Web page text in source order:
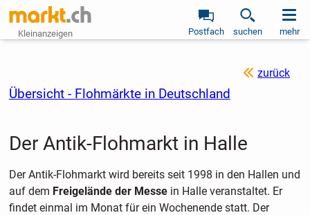
Kleinanzeigen Postfach suchen mehr
zurück
Übersicht - Flohmärkte in Deutschland
Der Antik-Flohmarkt in Halle
Der Antik-Flohmarkt wird bereits seit 1998 in den Hallen und
auf dem Freigelände der Messe in Halle veranstaltet. Er
findet einmal im Monat für ein Wochenende statt. Der